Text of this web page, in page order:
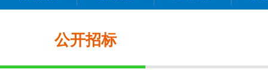
公开招标